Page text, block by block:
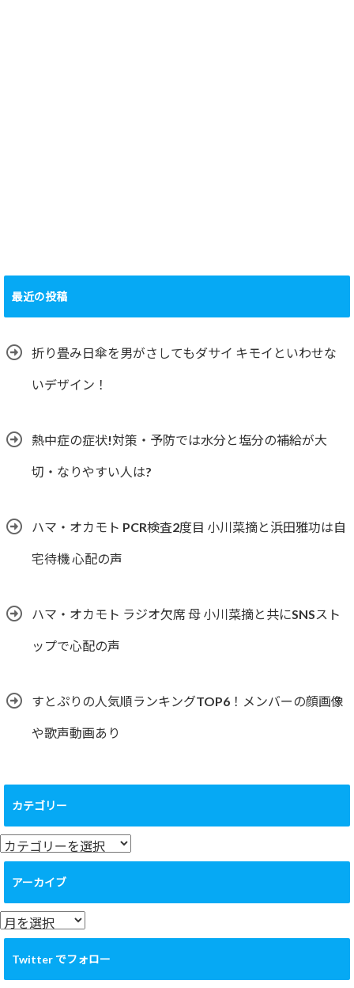
最近の投稿
折り畳み日傘を男がさしてもダサイ キモイといわせな
いデザイン！
熱中症の症状!対策・予防では水分と塩分の補給が大
切・なりやすい人は?
ハマ・オカモト PCR検査2度目 小川菜摘と浜田雅功は自
宅待機 心配の声
ハマ・オカモト ラジオ欠席 母 小川菜摘と共にSNSスト
ップで心配の声
すとぷりの人気順ランキングTOP6！メンバーの顔画像
や歌声動画あり
カテゴリー
カ
テ
リ
ー
アーカイブ
ア
ー
イ
Twitter でフォロー